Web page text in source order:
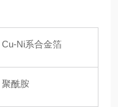
Cu-Ni系合金箔
聚酰胺